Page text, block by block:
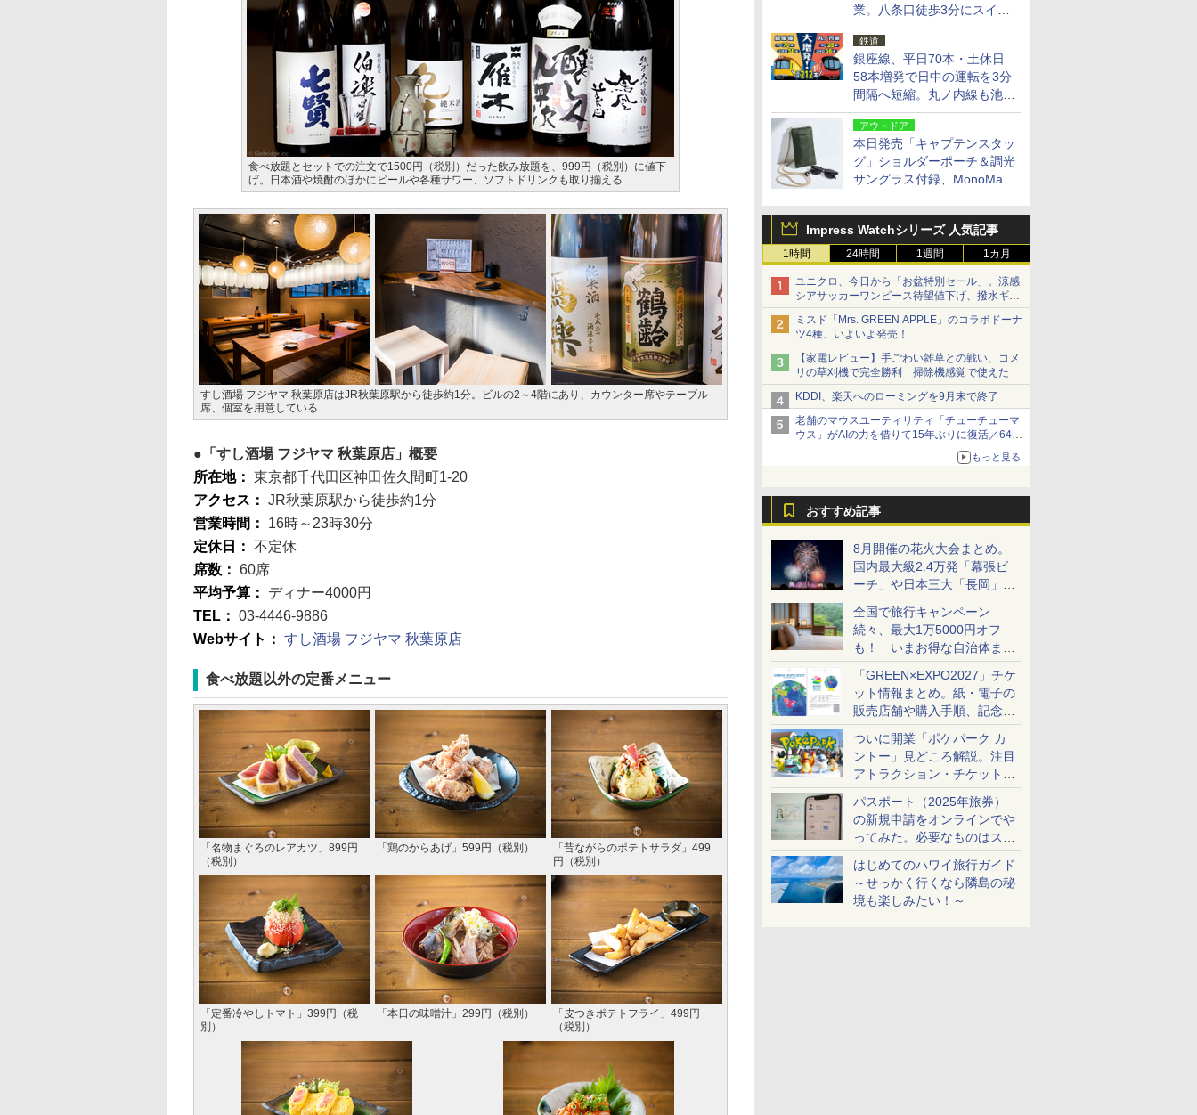
業。八条口徒歩3分にスイー
ト含む全270室、ダイニング
も併設
鉄道
銀座線、平日70本・土休日
58本増発で日中の運転を3分
間隔へ短縮。丸ノ内線も池袋
～中野坂上を4分間隔に
アウトドア
本日発売「キャプテンスタッ
グ」ショルダーポーチ＆調光
サングラス付録、MonoMax
Impress Watchシリーズ 人気記事
1時間 24時間 1週間 1カ月
ユニクロ、今日から「お盆特別セール」。涼感
シアサッカーワンピース待望値下げ、撥水ギア
ショーツは1990円に
ミスド「Mrs. GREEN APPLE」のコラボドーナ
ツ4種、いよいよ発売！
【家電レビュー】手ごわい雑草との戦い、コメ
リの草刈機で完全勝利 掃除機感覚で使えた
KDDI、楽天へのローミングを9月末で終了
老舗のマウスユーティリティ「チューチューマ
ウス」がAIの力を借りて15年ぶりに復活／64bit
化、Windows 10/11、「Chrome」も走り回
る。復活記念で2026年末まで500円
もっと見る
おすすめ記事
8月開催の花火大会まとめ。
国内最大級2.4万発「幕張ビ
ーチ」や日本三大「長岡」な
ど大型イベント目白押し！
全国で旅行キャンペーン
続々、最大1万5000円オフ
も！ いまお得な自治体まと
め
「GREEN×EXPO2027」チケ
ット情報まとめ。紙・電子の
販売店舗や購入手順、記念チ
ケットも解説
ついに開業「ポケパーク カ
ントー」見どころ解説。注目
アトラクション・チケット手
配・来場前に必要な準備は？
パスポート（2025年旅券）
の新規申請をオンラインでや
ってみた。必要なものはスマ
ホとマイナカードのみ
はじめてのハワイ旅行ガイド
～せっかく行くなら隣島の秘
境も楽しみたい！～
食べ放題とセットでの注文で1500円（税別）だった飲み放題を、999円（税別）に値下
げ。日本酒や焼酎のほかにビールや各種サワー、ソフトドリンクも取り揃える
すし酒場 フジヤマ 秋葉原店はJR秋葉原駅から徒歩約1分。ビルの2～4階にあり、カウンター席やテーブル
席、個室を用意している
「すし酒場 フジヤマ 秋葉原店」概要
所在地： 東京都千代田区神田佐久間町1-20
アクセス： JR秋葉原駅から徒歩約1分
営業時間： 16時～23時30分
定休日： 不定休
席数： 60席
平均予算： ディナー4000円
TEL： 03-4446-9886
Webサイト： すし酒場 フジヤマ 秋葉原店
食べ放題以外の定番メニュー
「名物まぐろのレアカツ」899円
（税別）
「鶏のからあげ」599円（税別）
「昔ながらのポテトサラダ」499
円（税別）
「定番冷やしトマト」399円（税
別）
「本日の味噌汁」299円（税別）
「皮つきポテトフライ」499円
（税別）